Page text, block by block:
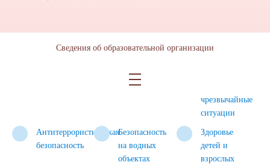
правонарушений
Антинаркотическая
безопасность
чрезвычайные
ситуации
Антитеррористическая
безопасность
Безопасность
на водных
объектах
Здоровье
детей и
взрослых
Сведения об образовательной организации